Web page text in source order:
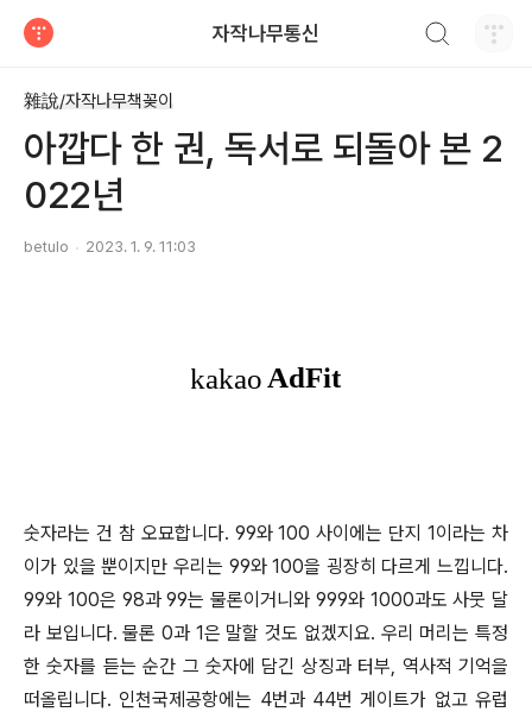
자작나무통신
雜說/자작나무책꽂이
아깝다 한 권, 독서로 되돌아 본 2
022년
betulo 2023. 1. 9. 11:03
숫자라는 건 참 오묘합니다. 99와 100 사이에는 단지 1이라는 차
이가 있을 뿐이지만 우리는 99와 100을 굉장히 다르게 느낍니다.
99와 100은 98과 99는 물론이거니와 999와 1000과도 사뭇 달
라 보입니다. 물론 0과 1은 말할 것도 없겠지요. 우리 머리는 특정
한 숫자를 듣는 순간 그 숫자에 담긴 상징과 터부, 역사적 기억을
떠올립니다. 인천국제공항에는 4번과 44번 게이트가 없고 유럽